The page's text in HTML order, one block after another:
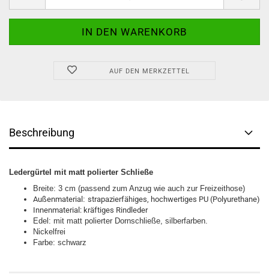
AUF DEN MERKZETTEL
Beschreibung
Ledergürtel mit matt polierter Schließe
Breite: 3 cm (passend zum Anzug wie auch zur Freizeithose)
Außenmaterial : strapazierfähiges, hochwertiges PU (Polyurethane)
Innenmaterial: kräftiges Rindleder
Edel: mit matt polierter Dornschließe, silberfarben.
Nickelfrei
Farbe: schwarz